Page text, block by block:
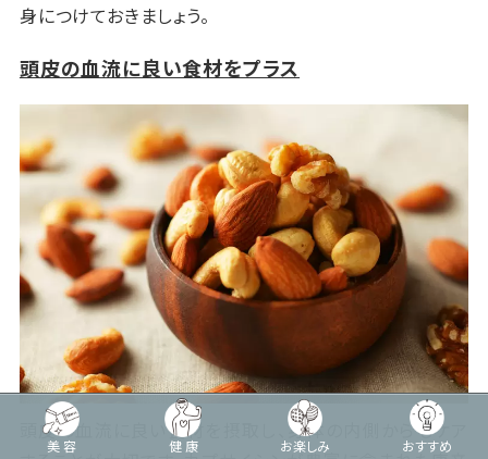
身につけておきましょう。
頭皮の血流に良い食材をプラス
頭皮の血流に良い食材を摂取し、身体の内側からもケア
美容 健康 お楽しみ おすすめ